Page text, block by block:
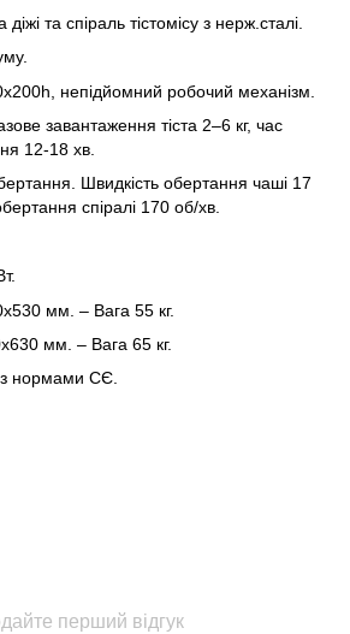
діжі та спіраль тістомісу з нерж.сталі.
непідйомний робочий механізм.
завантаження тіста 2–6 кг, час
12-18 хв.
Швидкість обертання чаші 17
спіралі 170 об/хв.
мм. – Вага 55 кг.
мм. – Вага 65 кг.
з нормами СЄ.
перший відгук